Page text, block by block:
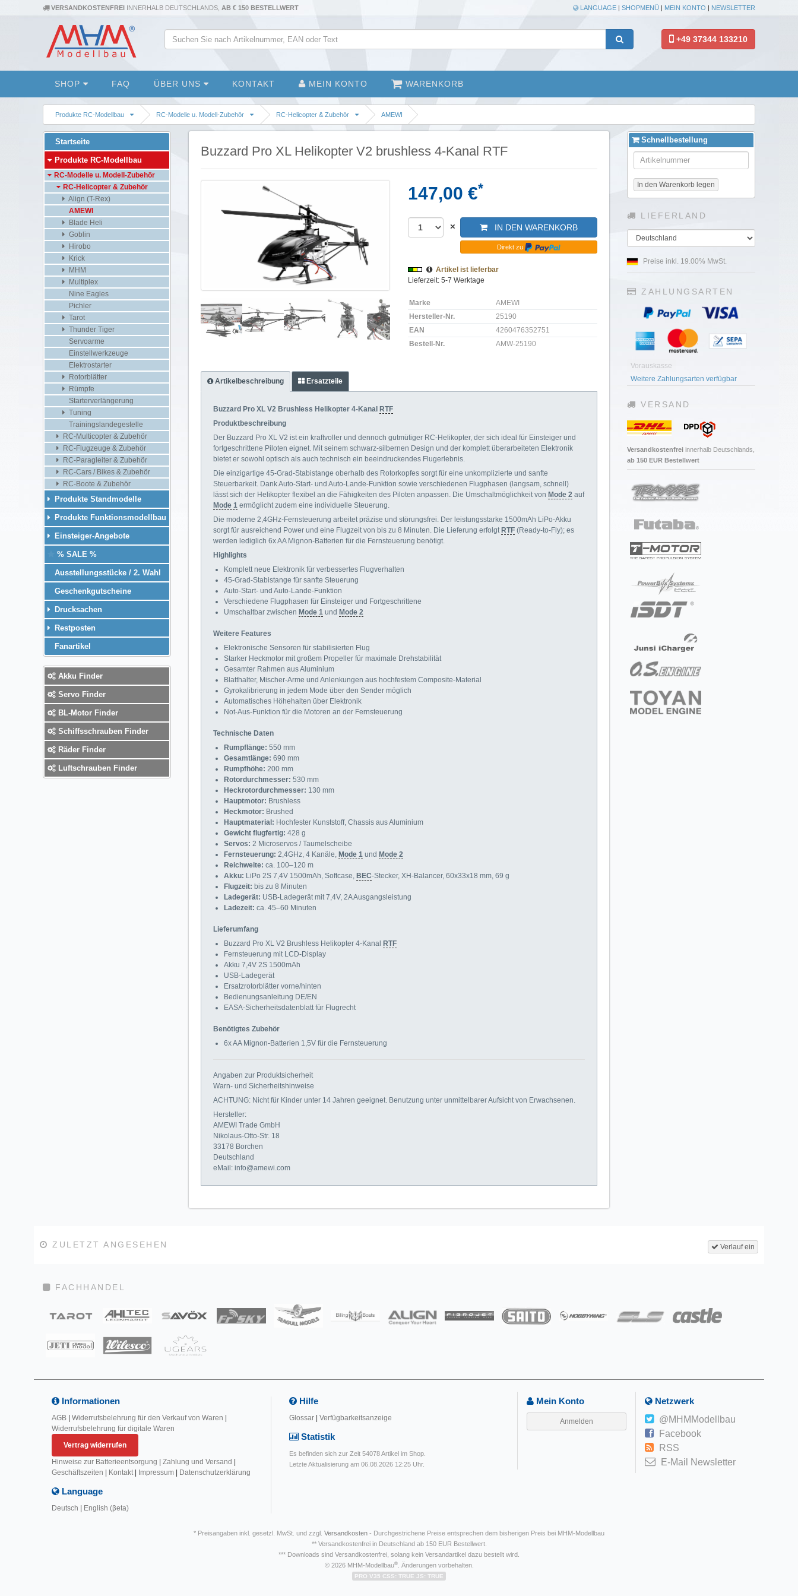
VERSANDKOSTENFREI INNERHALB DEUTSCHLANDS, AB € 150 BESTELLWERT LANGUAGE | SHOPMENÜ | MEIN KONTO | NEWSLETTER
+49 37344 133210
SHOP FAQ ÜBER UNS KONTAKT MEIN KONTO WARENKORB
Produkte RC-Modellbau RC-Modelle u. Modell-Zubehör RC-Helicopter & Zubehör AMEWI
Buzzard Pro XL Helikopter V2 brushless 4-Kanal RTF
147,00 €*
× IN DEN WARENKORB
Direkt zu
Artikel ist lieferbar
Lieferzeit: 5-7 Werktage
Marke
AMEWI
Hersteller-Nr.
25190
EAN
4260476352751
Bestell-Nr.
AMW-25190
Artikelbeschreibung Ersatzteile
Buzzard Pro XL V2 Brushless Helikopter 4-Kanal RTF
Produktbeschreibung
Der Buzzard Pro XL V2 ist ein kraftvoller und dennoch gutmütiger RC-Helikopter, der sich ideal für Einsteiger und
fortgeschrittene Piloten eignet. Mit seinem schwarz-silbernen Design und der komplett überarbeiteten Elektronik
bietet er sowohl optisch als auch technisch ein beeindruckendes Flugerlebnis.
Die einzigartige 45-Grad-Stabistange oberhalb des Rotorkopfes sorgt für eine unkomplizierte und sanfte
Steuerbarkeit. Dank Auto-Start- und Auto-Lande-Funktion sowie verschiedenen Flugphasen (langsam, schnell)
lässt sich der Helikopter flexibel an die Fähigkeiten des Piloten anpassen. Die Umschaltmöglichkeit von Mode 2 auf
Mode 1 ermöglicht zudem eine individuelle Steuerung.
Die moderne 2,4GHz-Fernsteuerung arbeitet präzise und störungsfrei. Der leistungsstarke 1500mAh LiPo-Akku
sorgt für ausreichend Power und eine Flugzeit von bis zu 8 Minuten. Die Lieferung erfolgt RTF (Ready-to-Fly); es
werden lediglich 6x AA Mignon-Batterien für die Fernsteuerung benötigt.
Highlights
Komplett neue Elektronik für verbessertes Flugverhalten
45-Grad-Stabistange für sanfte Steuerung
Auto-Start- und Auto-Lande-Funktion
Verschiedene Flugphasen für Einsteiger und Fortgeschrittene
Umschaltbar zwischen Mode 1 und Mode 2
Weitere Features
Elektronische Sensoren für stabilisierten Flug
Starker Heckmotor mit großem Propeller für maximale Drehstabilität
Gesamter Rahmen aus Aluminium
Blatthalter, Mischer-Arme und Anlenkungen aus hochfestem Composite-Material
Gyrokalibrierung in jedem Mode über den Sender möglich
Automatisches Höhehalten über Elektronik
Not-Aus-Funktion für die Motoren an der Fernsteuerung
Technische Daten
Rumpflänge: 550 mm
Gesamtlänge: 690 mm
Rumpfhöhe: 200 mm
Rotordurchmesser: 530 mm
Heckrotordurchmesser: 130 mm
Hauptmotor: Brushless
Heckmotor: Brushed
Hauptmaterial: Hochfester Kunststoff, Chassis aus Aluminium
Gewicht flugfertig: 428 g
Servos: 2 Microservos / Taumelscheibe
Fernsteuerung: 2,4GHz, 4 Kanäle, Mode 1 und Mode 2
Reichweite: ca. 100–120 m
Akku: LiPo 2S 7,4V 1500mAh, Softcase, BEC-Stecker, XH-Balancer, 60x33x18 mm, 69 g
Flugzeit: bis zu 8 Minuten
Ladegerät: USB-Ladegerät mit 7,4V, 2A Ausgangsleistung
Ladezeit: ca. 45–60 Minuten
Lieferumfang
Buzzard Pro XL V2 Brushless Helikopter 4-Kanal RTF
Fernsteuerung mit LCD-Display
Akku 7,4V 2S 1500mAh
USB-Ladegerät
Ersatzrotorblätter vorne/hinten
Bedienungsanleitung DE/EN
EASA-Sicherheitsdatenblatt für Flugrecht
Benötigtes Zubehör
6x AA Mignon-Batterien 1,5V für die Fernsteuerung
Angaben zur Produktsicherheit
Warn- und Sicherheitshinweise
ACHTUNG: Nicht für Kinder unter 14 Jahren geeignet. Benutzung unter unmittelbarer Aufsicht von Erwachsenen.
Hersteller:
AMEWI Trade GmbH
Nikolaus-Otto-Str. 18
33178 Borchen
Deutschland
eMail: info@amewi.com
Startseite
Produkte RC-Modellbau
RC-Modelle u. Modell-Zubehör
RC-Helicopter & Zubehör
Align (T-Rex)
AMEWI
Blade Heli
Goblin
Hirobo
Krick
MHM
Multiplex
Nine Eagles
Pichler
Tarot
Thunder Tiger
Servoarme
Einstellwerkzeuge
Elektrostarter
Rotorblätter
Rümpfe
Starterverlängerung
Tuning
Trainingslandegestelle
RC-Multicopter & Zubehör
RC-Flugzeuge & Zubehör
RC-Paragleiter & Zubehör
RC-Cars / Bikes & Zubehör
RC-Boote & Zubehör
Produkte Standmodelle
Produkte Funktionsmodellbau
Einsteiger-Angebote
% SALE %
Ausstellungsstücke / 2. Wahl
Geschenkgutscheine
Drucksachen
Restposten
Fanartikel
Akku Finder
Servo Finder
BL-Motor Finder
Schiffsschrauben Finder
Räder Finder
Luftschrauben Finder
Schnellbestellung
In den Warenkorb legen
LIEFERLAND
Land
Preise inkl. 19.00% MwSt.
ZAHLUNGSARTEN
Vorauskasse
Weitere Zahlungsarten verfügbar
VERSAND
Versandkostenfrei innerhalb Deutschlands,
ab 150 EUR Bestellwert
Verlauf ein
ZULETZT ANGESEHEN
FACHHANDEL
Informationen
AGB Widerrufsbelehrung für den Verkauf von Waren
Widerrufsbelehrung für digitale Waren
Vertrag widerrufen
Hinweise zur Batterieentsorgung
Zahlung und Versand
Geschäftszeiten
Kontakt| Impressum Datenschutzerklärung
Language
Deutsch English (βeta)
Hilfe
Glossar Verfügbarkeitsanzeige
Statistik
Es befinden sich zur Zeit 54078 Artikel im Shop.
Letzte Aktualisierung am 06.08.2026 12:25 Uhr.
Mein Konto
Anmelden
Netzwerk
@MHMModellbau
Facebook
RSS
E-Mail Newsletter
* Preisangaben inkl. gesetzl. MwSt. und zzgl. Versandkosten - Durchgestrichene Preise entsprechen dem bisherigen Preis bei MHM-Modellbau
** Versandkostenfrei in Deutschland ab 150 EUR Bestellwert.
*** Downloads sind Versandkostenfrei, solang kein Versandartikel dazu bestellt wird.
© 2026 MHM-Modellbau®. Änderungen vorbehalten.
PRO V35 CSS: TRUE JS: TRUE